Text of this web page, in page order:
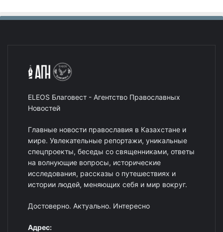
ELEOS Благовест - Агентство Православных
Новостей
Главные новости православия в Казахстане и
мире. Увлекательные репортажи, уникальные
спецпроекты, беседы со священниками, ответы
на волнующие вопросы, исторические
исследования, рассказы о путешествиях и
истории людей, меняющих себя и мир вокруг.
Достоверно. Актуально. Интересно
Адрес: